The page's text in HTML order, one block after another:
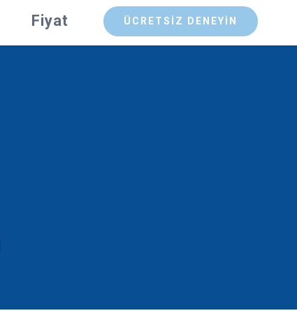
Fiyat ÜCRETSİZ DENEYİN